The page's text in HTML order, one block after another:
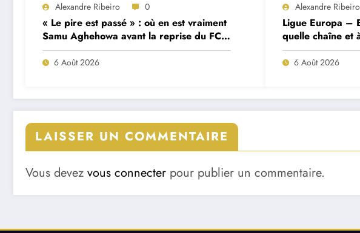
Alexandre Ribeiro 0
« Le pire est passé » : où en est vraiment
Samu Aghehowa avant la reprise du FC
Porto ?
6 Août 2026
Alexandre Ribeiro
Ligue Europa –
quelle chaîne et
match ?
6 Août 2026
LAISSER UN COMMENTAIRE
Vous devez vous connecter pour publier un commentaire.